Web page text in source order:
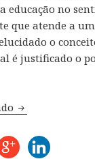
educação no
que atende a
o
é justificado o
Pedagogia no